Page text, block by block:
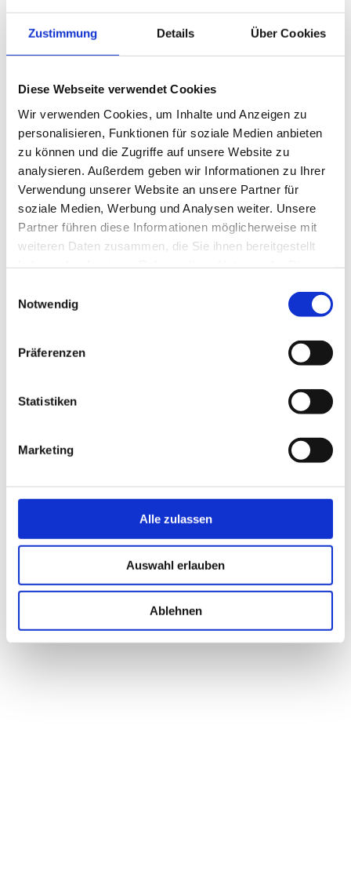
Zustimmung Details Über Cookies
Diese Webseite verwendet Cookies
Wir verwenden Cookies, um Inhalte und Anzeigen zu
personalisieren, Funktionen für soziale Medien anbieten
zu können und die Zugriffe auf unsere Website zu
analysieren. Außerdem geben wir Informationen zu Ihrer
Verwendung unserer Website an unsere Partner für
soziale Medien, Werbung und Analysen weiter. Unsere
Partner führen diese Informationen möglicherweise mit
weiteren Daten zusammen, die Sie ihnen bereitgestellt
Notwendig
Präferenzen
Statistiken
Marketing
Alle zulassen
Auswahl erlauben
Ablehnen